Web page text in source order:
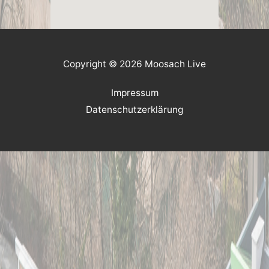
Copyright © 2026 Moosach Live
Impressum
Datenschutzerklärung